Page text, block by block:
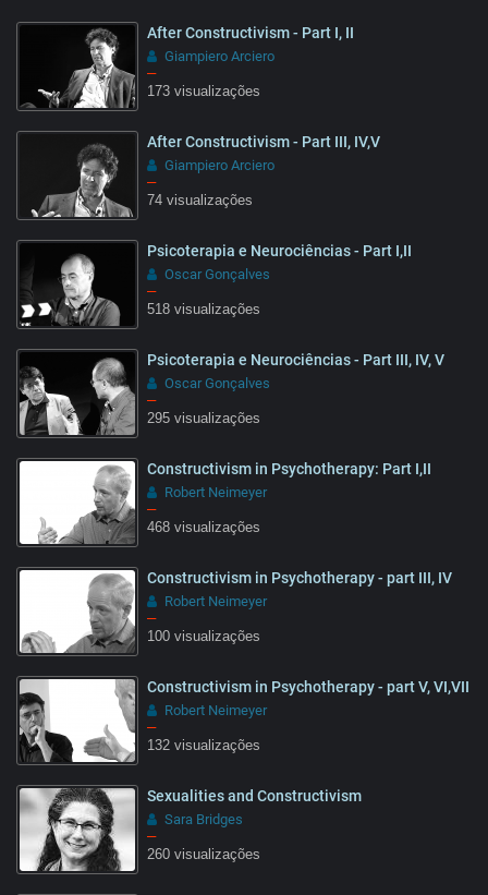
10:20
08:51
After Constructivism - Part I, II
Giampiero Arciero
–
173 visualizações
After Constructivism - Part III, IV,V
Giampiero Arciero
–
74 visualizações
Psicoterapia e Neurociências - Part I,II
Oscar Gonçalves
–
518 visualizações
Psicoterapia e Neurociências - Part III, IV, V
Oscar Gonçalves
–
295 visualizações
15:32
Constructivism in Psychotherapy: Part I,II
Robert Neimeyer
–
468 visualizações
13:28
Constructivism in Psychotherapy - part III, IV
Robert Neimeyer
–
100 visualizações
25:57
Constructivism in Psychotherapy - part V, VI,VII
Robert Neimeyer
–
132 visualizações
Sexualities and Constructivism
Sara Bridges
–
260 visualizações